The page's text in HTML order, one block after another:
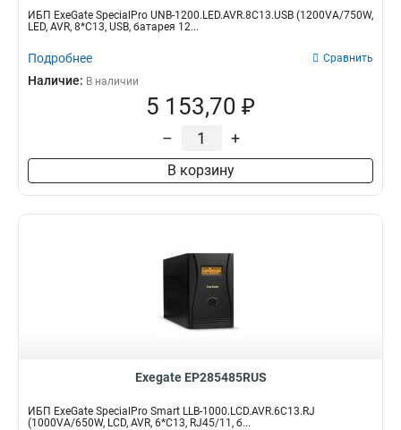
ИБП ExeGate SpecialPro UNB-1200.LED.AVR.8C13.USB (1200VA/750W,
LED, AVR, 8*C13, USB, батарея 12...
Подробнее Сравнить
Наличие: В наличии
5 153,70 ₽
– +
В корзину
Exegate EP285485RUS
ИБП ExeGate SpecialPro Smart LLB-1000.LCD.AVR.6C13.RJ
(1000VA/650W, LCD, AVR, 6*C13, RJ45/11, б...